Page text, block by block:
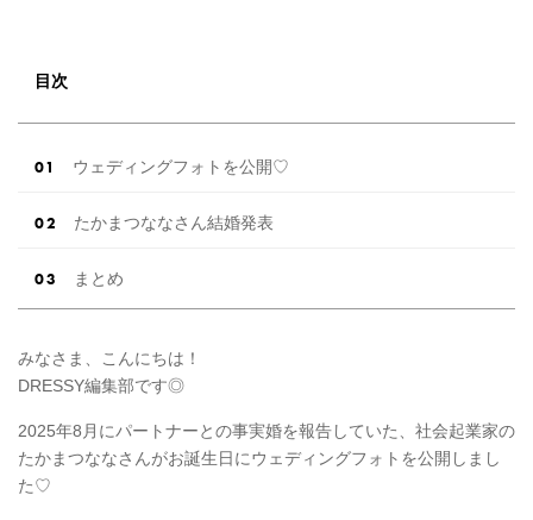
目次
ウェディングフォトを公開♡
たかまつななさん結婚発表
まとめ
みなさま、こんにちは！
DRESSY編集部です◎
2025年8月にパートナーとの事実婚を報告していた、社会起業家の
たかまつななさんがお誕生日にウェディングフォトを公開しまし
た♡